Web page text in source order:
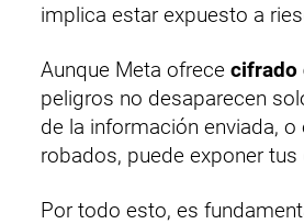
implica estar expuesto a
Aunque Meta ofrece cifrado
peligros no desaparecen
de la información enviada,
robados, puede exponer
Por todo esto, es